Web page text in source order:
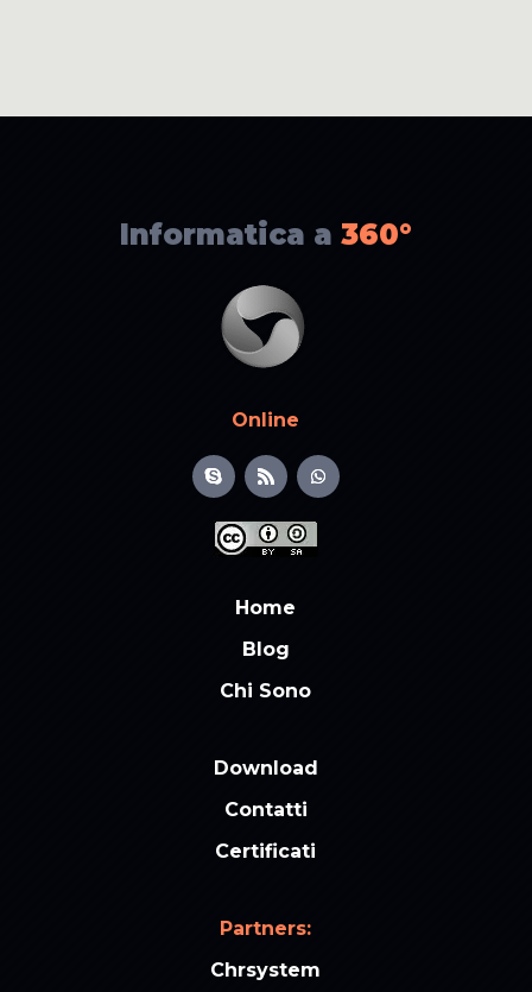
Informatica a 360°
Online
Home
Blog
Chi Sono
Download
Contatti
Certificati
Partners:
Chrsystem